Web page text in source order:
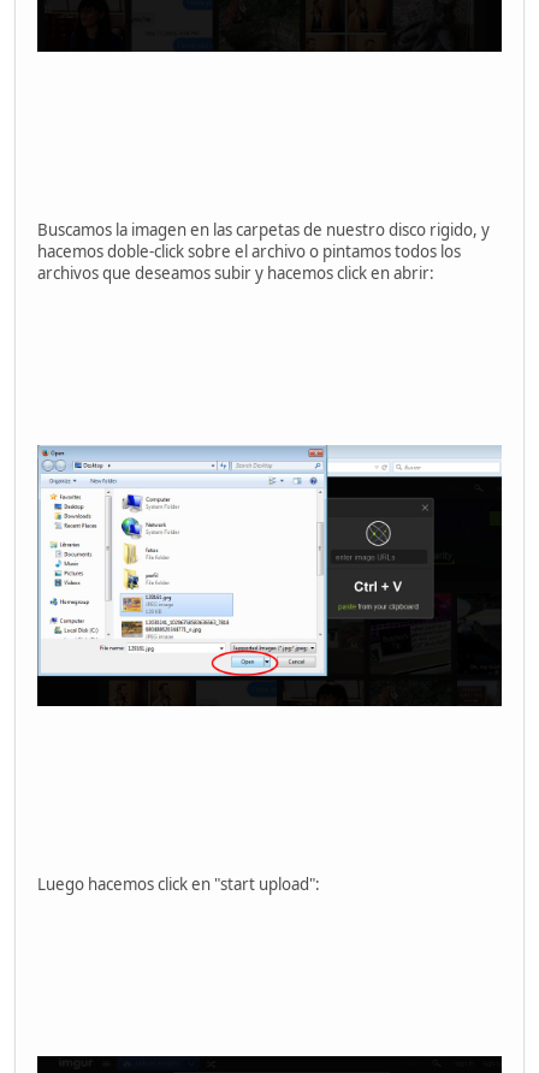
Buscamos la imagen en las carpetas de nuestro disco rigido, y
hacemos doble-click sobre el archivo o pintamos todos los
archivos que deseamos subir y hacemos click en abrir:
Luego hacemos click en "start upload":